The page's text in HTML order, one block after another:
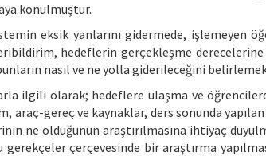
konulmuştur.
eksik yanlarını gidermede, işlemeyen
hedeflerin gerçekleşme
nasıl ve ne yolla giderileceğini
ilgili olarak; hedeflere ulaşma ve
araç-gereç ve kaynaklar, ders sonunda
ne olduğunun araştırılmasına ihtiyaç
gerekçeler çerçevesinde bir araştırma